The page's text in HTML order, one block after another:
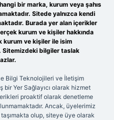
bir marka, kurum veya şahıs
Sitede yalnızca kendi
Burada yer alan içerikler
kurum ve kişiler hakkında
kurum ve kişiler ile isim
Sitemizdeki bilgiler taslak
Bilgi Teknolojileri ve İletişim
bir Yer Sağlayıcı olarak hizmet
proaktif olarak denetleme
Ancak, üyelerimiz
olup, siteye üye olarak